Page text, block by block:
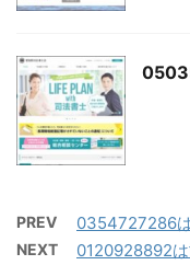
PREV 0354727286
NEXT 0120928892